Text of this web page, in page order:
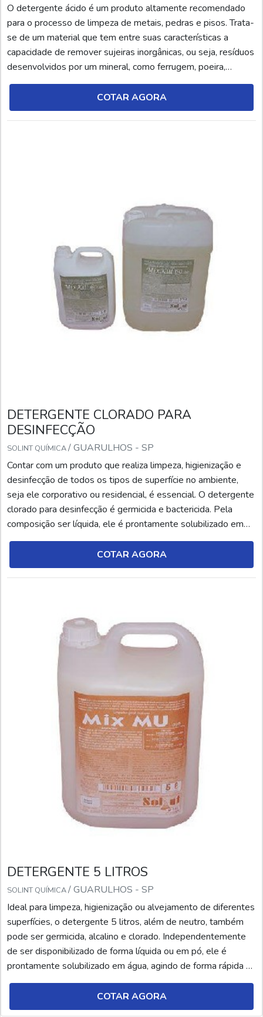
O detergente ácido é um produto altamente recomendado
para o processo de limpeza de metais, pedras e pisos. Trata-
se de um material que tem entre suas características a
capacidade de remover sujeiras inorgânicas, ou seja, resíduos
desenvolvidos por um mineral, como ferrugem, poeira,
partículas de desgaste e demais substância similares. O
termo ‘’detergente tipo ácido’’ é designado para caracterizar o
nível de pH menor que 7 do produto. ...
COTAR AGORA
DETERGENTE CLORADO PARA
DESINFECÇÃO
SOLINT QUÍMICA/ GUARULHOS - SP
Contar com um produto que realiza limpeza, higienização e
desinfecção de todos os tipos de superfície no ambiente,
seja ele corporativo ou residencial, é essencial. O detergente
clorado para desinfecção é germicida e bactericida. Pela
composição ser líquida, ele é prontamente solubilizado em
água, agindo de forma rápida na desinfecção das superfícies.
Desse modo, ocorre a emulsão (dispersão coloidal de um
líquido em outro) das gorduras ...
COTAR AGORA
DETERGENTE 5 LITROS
SOLINT QUÍMICA/ GUARULHOS - SP
Ideal para limpeza, higienização ou alvejamento de diferentes
superfícies, o detergente 5 litros, além de neutro, também
pode ser germicida, alcalino e clorado. Independentemente
de ser disponibilizado de forma líquida ou em pó, ele é
prontamente solubilizado em água, agindo de forma rápida na
limpeza e desinfecção das superfícies enquanto ocorre a
emulsão de gorduras e sujeiras.DETALHES SOBRE O
DETERGENTE Contudo, para que o uso seja a...
COTAR AGORA